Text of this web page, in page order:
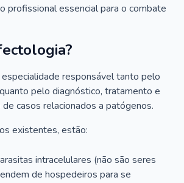
profissional essencial para o combate
responsável tanto pelo
pelo diagnóstico, tratamento e
casos relacionados a patógenos.
existentes, estão:
intracelulares (não são seres
de hospedeiros para se